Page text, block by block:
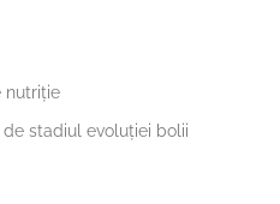
nutriție
stadiul evoluției bolii